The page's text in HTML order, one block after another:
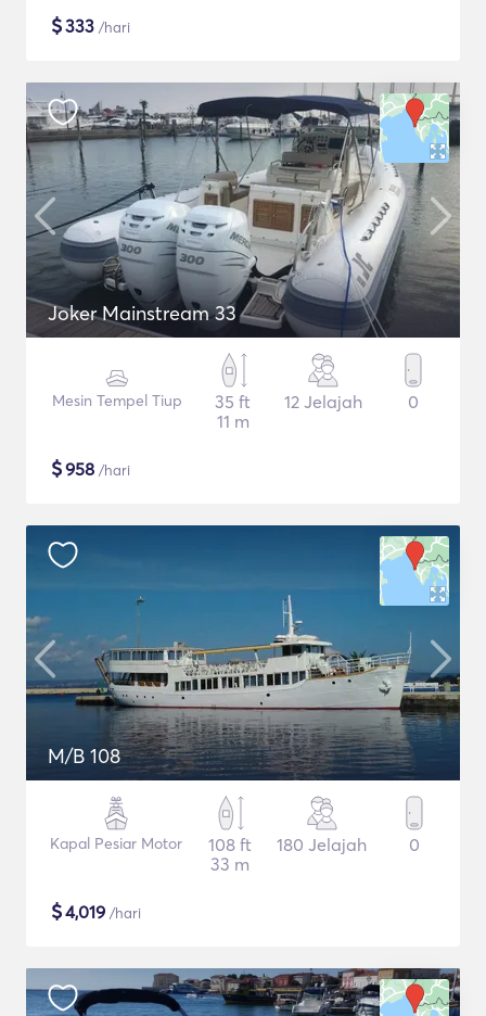
$333 /hari
Joker Mainstream 33
Mesin Tempel Tiup
35 ft
11 m
12 Jelajah 0
$958 /hari
M/B 108
Kapal Pesiar Motor
108 ft
33 m
180 Jelajah 0
$4,019 /hari